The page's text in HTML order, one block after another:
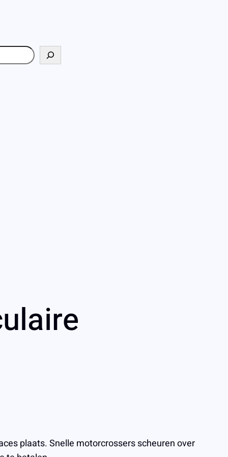
plaats. Snelle motorcrossers scheuren over